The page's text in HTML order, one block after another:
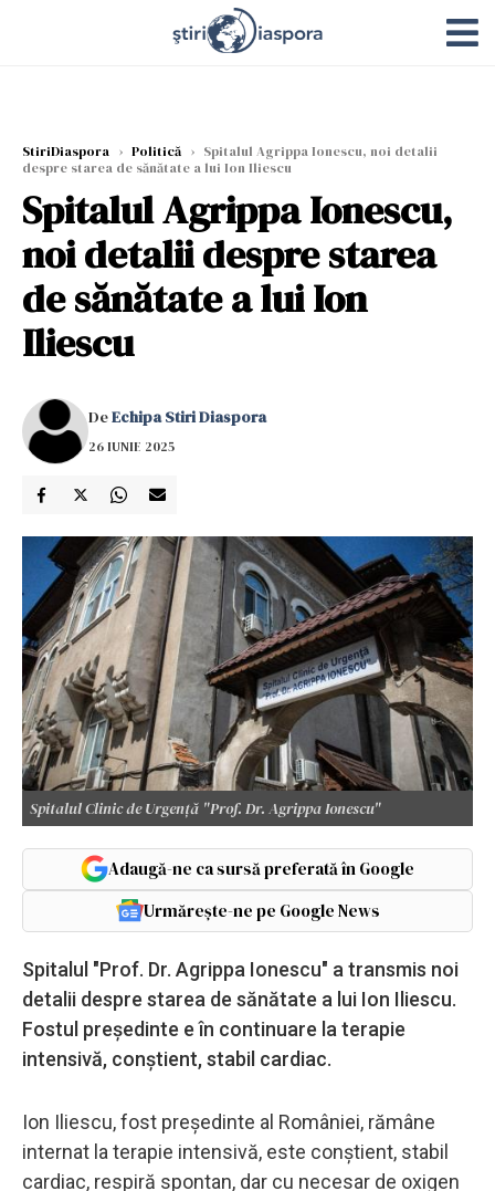
StiriDiaspora › Politică › Spitalul Agrippa Ionescu, noi detalii
despre starea de sănătate a lui Ion Iliescu
Spitalul Agrippa Ionescu,
noi detalii despre starea
de sănătate a lui Ion
Iliescu
DeEchipa Stiri Diaspora
26 IUNIE 2025
Spitalul Clinic de Urgență "Prof. Dr. Agrippa Ionescu"
Adaugă-ne ca sursă preferată în Google
Urmărește-ne pe Google News
Spitalul "Prof. Dr. Agrippa Ionescu" a transmis noi
detalii despre starea de sănătate a lui Ion Iliescu.
Fostul președinte e în continuare la terapie
intensivă, conştient, stabil cardiac.
Ion Iliescu, fost preşedinte al României, rămâne
internat la terapie intensivă, este conştient, stabil
cardiac, respiră spontan, dar cu necesar de oxigen